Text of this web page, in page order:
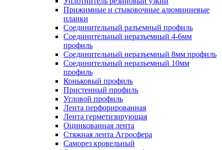
Прижимные и стыковочные алюминиевые
планки
Соединительный разъемный профиль
Соединительный неразъемный 4-6мм
профиль
Соединительный неразъемный 8мм профиль
Соединительный неразъемный 10мм
профиль
Коньковый профиль
Пристенный профиль
Угловой профиль
Лента перфорированная
Лента герметизирующая
Оцинкованная лента
Стяжная лента Агросфера
Саморез кровельный